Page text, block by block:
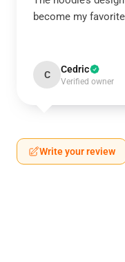
become my
C Cedric
Verified owner
Write your review